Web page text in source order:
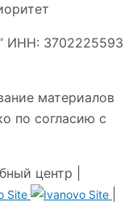
ИНН: 3702225593
материалов
по согласию с
центр |
Site